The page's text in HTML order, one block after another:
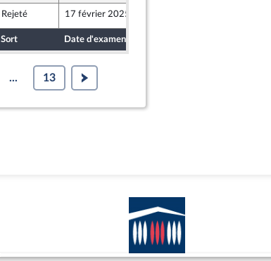
Rejeté 17 février 2025
Sort Date d'examen
... 13